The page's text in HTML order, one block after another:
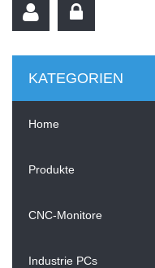
KATEGORIEN
Home
Produkte
CNC-Monitore
Industrie PCs